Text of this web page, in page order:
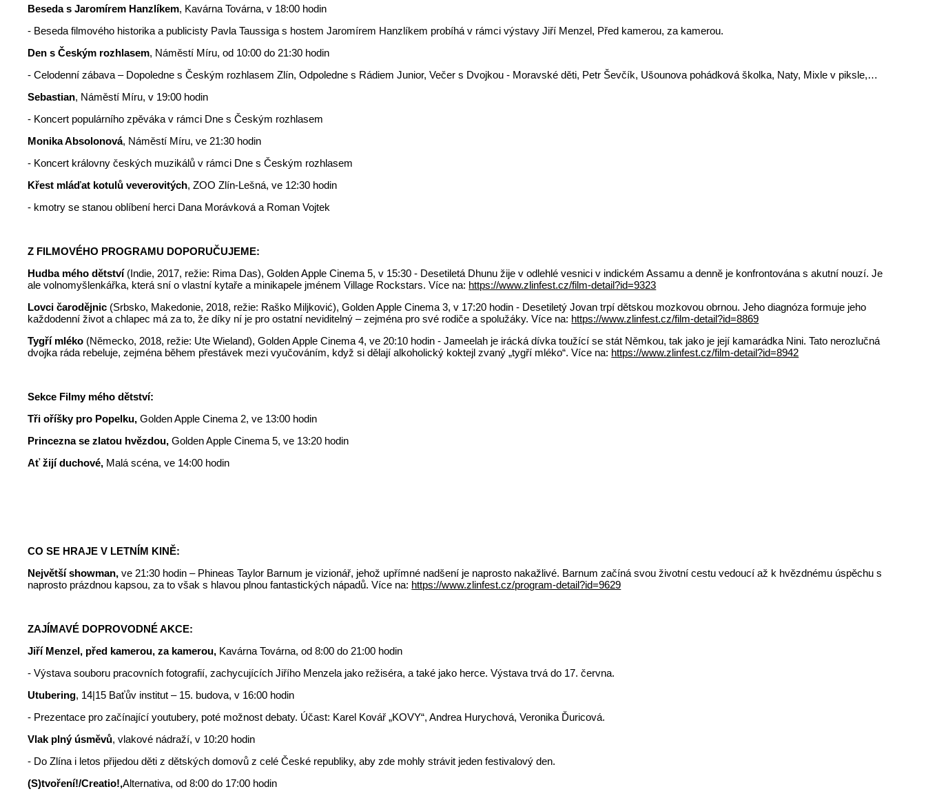
Beseda s Jaromírem Hanzlíkem, Kavárna Továrna, v 18:00 hodin
- Beseda filmového historika a publicisty Pavla Taussiga s hostem Jaromírem Hanzlíkem probíhá v rámci výstavy Jiří Menzel, Před kamerou, za kamerou.
Den s Českým rozhlasem, Náměstí Míru, od 10:00 do 21:30 hodin
- Celodenní zábava – Dopoledne s Českým rozhlasem Zlín, Odpoledne s Rádiem Junior, Večer s Dvojkou - Moravské děti, Petr Ševčík, Ušounova pohádková školka, Naty, Mixle v piksle,…
Sebastian, Náměstí Míru, v 19:00 hodin
- Koncert populárního zpěváka v rámci Dne s Českým rozhlasem
Monika Absolonová, Náměstí Míru, ve 21:30 hodin
- Koncert královny českých muzikálů v rámci Dne s Českým rozhlasem
Křest mláďat kotulů veverovitých, ZOO Zlín-Lešná, ve 12:30 hodin
- kmotry se stanou oblíbení herci Dana Morávková a Roman Vojtek
Z FILMOVÉHO PROGRAMU DOPORUČUJEME:
Hudba mého dětství (Indie, 2017, režie: Rima Das), Golden Apple Cinema 5, v 15:30 - Desetiletá Dhunu žije v odlehlé vesnici v indickém Assamu a denně je konfrontována s akutní nouzí. Je
ale volnomyšlenkářka, která sní o vlastní kytaře a minikapele jménem Village Rockstars. Více na: https://www.zlinfest.cz/film-detail?id=9323
Lovci čarodějnic (Srbsko, Makedonie, 2018, režie: Raško Miljković), Golden Apple Cinema 3, v 17:20 hodin - Desetiletý Jovan trpí dětskou mozkovou obrnou. Jeho diagnóza formuje jeho
každodenní život a chlapec má za to, že díky ní je pro ostatní neviditelný – zejména pro své rodiče a spolužáky. Více na: https://www.zlinfest.cz/film-detail?id=8869
Tygří mléko (Německo, 2018, režie: Ute Wieland), Golden Apple Cinema 4, ve 20:10 hodin - Jameelah je irácká dívka toužící se stát Němkou, tak jako je její kamarádka Nini. Tato nerozlučná
dvojka ráda rebeluje, zejména během přestávek mezi vyučováním, když si dělají alkoholický koktejl zvaný „tygří mléko“. Více na: https://www.zlinfest.cz/film-detail?id=8942
Sekce Filmy mého dětství:
Tři oříšky pro Popelku,Golden Apple Cinema 2, ve 13:00 hodin
Princezna se zlatou hvězdou,Golden Apple Cinema 5, ve 13:20 hodin
Ať žijí duchové, Malá scéna, ve 14:00 hodin
CO SE HRAJE V LETNÍM KINĚ:
Největší showman,ve 21:30 hodin – Phineas Taylor Barnum je vizionář, jehož upřímné nadšení je naprosto nakažlivé. Barnum začíná svou životní cestu vedoucí až k hvězdnému úspěchu s
naprosto prázdnou kapsou, za to však s hlavou plnou fantastických nápadů. Více na: https://www.zlinfest.cz/program-detail?id=9629
ZAJÍMAVÉ DOPROVODNÉ AKCE:
Jiří Menzel, před kamerou, za kamerou, Kavárna Továrna, od 8:00 do 21:00 hodin
- Výstava souboru pracovních fotografií, zachycujících Jiřího Menzela jako režiséra, a také jako herce. Výstava trvá do 17. června.
Utubering, 14|15 Baťův institut – 15. budova, v 16:00 hodin
- Prezentace pro začínající youtubery, poté možnost debaty. Účast: Karel Kovář „KOVY“, Andrea Hurychová, Veronika Ďuricová.
Vlak plný úsměvů, vlakové nádraží, v 10:20 hodin
- Do Zlína i letos přijedou děti z dětských domovů z celé České republiky, aby zde mohly strávit jeden festivalový den.
(S)tvoření!/Creatio!,Alternativa, od 8:00 do 17:00 hodin